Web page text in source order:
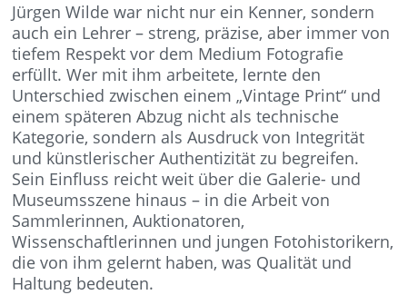
Jürgen Wilde war nicht nur ein Kenner, sondern
auch ein Lehrer – streng, präzise, aber immer von
tiefem Respekt vor dem Medium Fotografie
erfüllt. Wer mit ihm arbeitete, lernte den
Unterschied zwischen einem „Vintage Print“ und
einem späteren Abzug nicht als technische
Kategorie, sondern als Ausdruck von Integrität
und künstlerischer Authentizität zu begreifen.
Sein Einfluss reicht weit über die Galerie- und
Museumsszene hinaus – in die Arbeit von
Sammlerinnen, Auktionatoren,
Wissenschaftlerinnen und jungen Fotohistorikern,
die von ihm gelernt haben, was Qualität und
Haltung bedeuten.